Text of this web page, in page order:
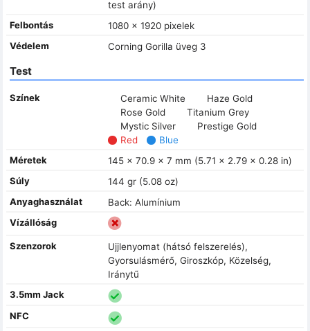
test arány)
Felbontás
1080 x 1920 pixelek
Védelem
Corning Gorilla üveg 3
Test
Színek Ceramic White
Haze Gold
Rose Gold
Titanium Grey
Mystic Silver
Prestige Gold
Red
Blue
Méretek
145 x 70.9 x 7 mm (5.71 x 2.79 x 0.28 in)
Súly
144 gr (5.08 oz)
Anyaghasználat
Back: Alumínium
Vízállóság
Szenzorok
Ujjlenyomat (hátsó felszerelés),
Gyorsulásmérő, Giroszkóp, Közelség,
Iránytű
3.5mm Jack
NFC